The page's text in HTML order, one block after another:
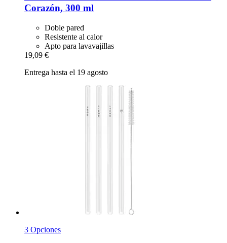
Corazón, 300 ml
Doble pared
Resistente al calor
Apto para lavavajillas
19,09 €
Entrega hasta el 19 agosto
3 Opciones